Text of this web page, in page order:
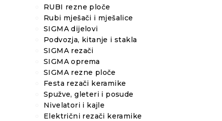
RUBI rezne ploče
Rubi mješači i mješalice
SIGMA dijelovi
Podvozja, kitanje i stakla
SIGMA rezači
SIGMA oprema
SIGMA rezne ploče
Festa rezači keramike
Spužve, gleteri i posude
Nivelatori i kajle
Električni rezači keramike